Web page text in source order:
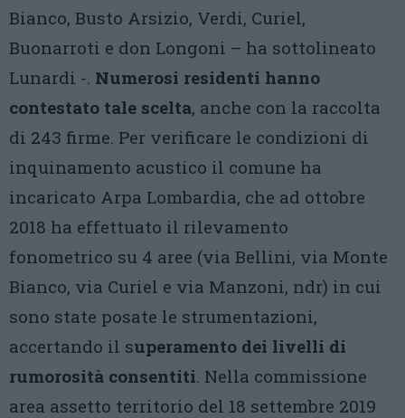
Bianco, Busto Arsizio, Verdi, Curiel,
Buonarroti e don Longoni – ha sottolineato
Lunardi -. Numerosi residenti hanno
contestato tale scelta, anche con la raccolta
di 243 firme. Per verificare le condizioni di
inquinamento acustico il comune ha
incaricato Arpa Lombardia, che ad ottobre
2018 ha effettuato il rilevamento
fonometrico su 4 aree (via Bellini, via Monte
Bianco, via Curiel e via Manzoni, ndr) in cui
sono state posate le strumentazioni,
accertando il superamento dei livelli di
rumorosità consentiti. Nella commissione
area assetto territorio del 18 settembre 2019